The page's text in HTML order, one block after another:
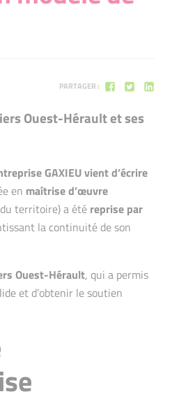
PARTAGER :
Ouest-Hérault et ses
GAXIEU vient d’écrire
en maîtrise d’œuvre
territoire) a été reprise par
la continuité de son
Ouest-Hérault, qui a permis
et d’obtenir le soutien